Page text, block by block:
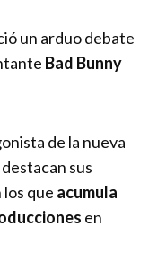
un arduo debate
Bad Bunny
de la nueva
sus
que acumula
en